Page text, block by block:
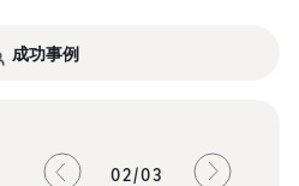
成功事例
02/03